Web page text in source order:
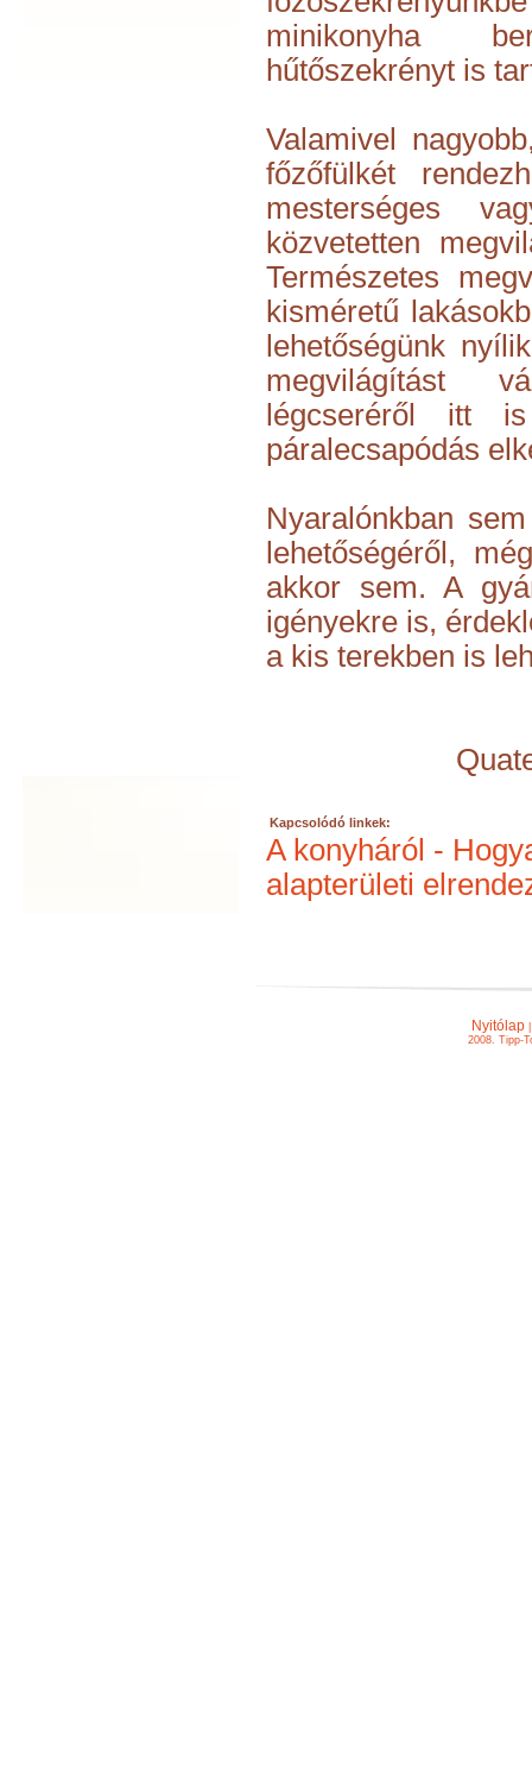
minikonyha
hűtőszekrényt is
Valamivel
főzőfülkét
mesterséges
közvetetten
Természetes
kisméretű
lehetőségünk
megvilágítást
légcseréről itt
páralecsapódás
Nyaralónkban
lehetőségéről,
akkor sem. A
igényekre is,
a kis terekben is
Kapcsolódó linkek:
A konyháról -
alapterületi
Nyitólap
2008. Tipp-